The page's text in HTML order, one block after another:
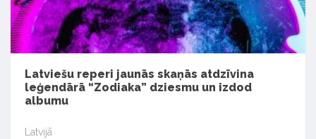
Latviešu reperi jaunās skaņās atdzīvina
leģendārā “Zodiaka” dziesmu un izdod
albumu
Latvijā